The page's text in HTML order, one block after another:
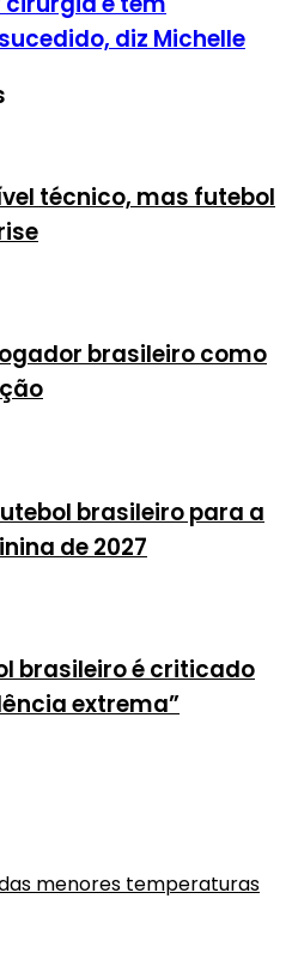
diz Michelle
técnico, mas futebol
brasileiro como
brasileiro para a
de 2027
brasileiro é criticado
extrema”
menores temperaturas